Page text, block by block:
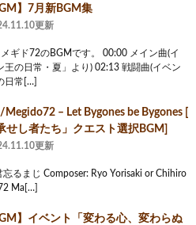
】7月新BGM集
更新
ギド72のBGMです。 00:00 メイン曲(イ
王の日常・夏」より) 02:13 戦闘曲(イベン
日常[…]
– Let Bygones be Bygones [
せし者たち」クエスト選択BGM]
更新
忘るまじ Composer: Ryo Yorisaki or Chihiro
Ma[…]
】イベント「変わる心、変わらぬ